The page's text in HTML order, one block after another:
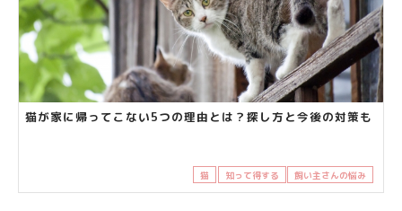
猫が家に帰ってこない5つの理由とは？探し方と今後の対策も
猫 知って得する 飼い主さんの悩み